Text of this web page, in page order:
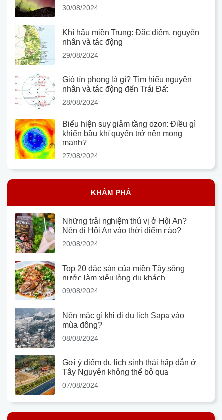
30/08/2024
Khí hậu miền Trung: Đặc điểm, nguyên
nhân và tác động
29/08/2024
Gió tín phong là gì? Tìm hiểu nguyên
nhân và tác động đến Trái Đất
28/08/2024
Biểu hiện suy giảm tầng ozon: Điều gì
khiến bầu khí quyển trở nên mong
manh?
27/08/2024
KHÁM PHÁ
Những trải nghiệm thú vị ở Hội An?
Nên đi Hội An vào thời điểm nào?
20/08/2024
Top 20 đặc sản của miền Tây sông
nước làm xiêu lòng du khách
09/08/2024
Nên mặc gì khi đi du lịch Sapa vào
mùa đông?
08/08/2024
Gợi ý điểm du lịch sinh thái hấp dẫn ở
Tây Nguyên không thể bỏ qua
07/08/2024